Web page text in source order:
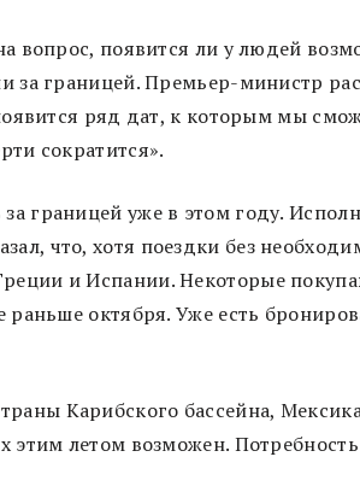
вопрос, появится ли у людей
за границей. Премьер-министр
ряд дат, к которым мы
сократится».
границей уже в этом году.
что, хотя поездки без
и Испании. Некоторые
октября. Уже есть
Карибского бассейна,
летом возможен. Потребность